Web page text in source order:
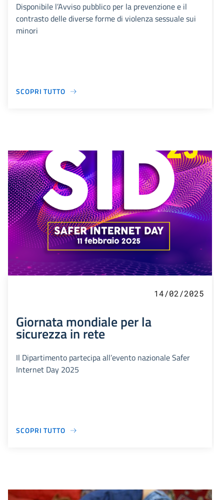
Disponibile l’Avviso pubblico per la prevenzione e il
contrasto delle diverse forme di violenza sessuale sui
minori
SCOPRI TUTTO
14/02/2025
Giornata mondiale per la
sicurezza in rete
Il Dipartimento partecipa all’evento nazionale Safer
Internet Day 2025
SCOPRI TUTTO